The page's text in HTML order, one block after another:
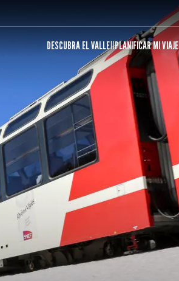
DESCUBRA EL VALLE PLANIFICAR MI VIAJE